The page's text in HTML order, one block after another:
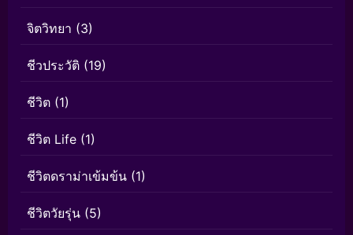
จิตวิทยา (3)
ชีวประวัติ (19)
ชีวิต (1)
ชีวิต Life (1)
ชีวิตดราม่าเข้มข้น (1)
ชีวิตวัยรุ่น (5)